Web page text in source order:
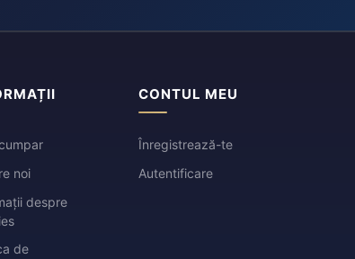
noi
despre
de
CONTUL MEU
Înregistrează-te
Autentificare